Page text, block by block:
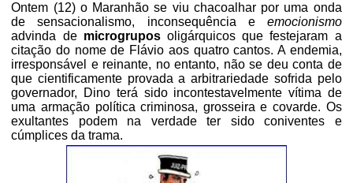
Ontem (12) o Maranhão se viu chacoalhar por uma onda
de sensacionalismo, inconsequência e emocionismo
advinda de microgruposoligárquicos que festejaram a
citação do nome de Flávio aos quatro cantos. A endemia,
irresponsável e reinante, no entanto, não se deu conta de
que cientificamente provada a arbitrariedade sofrida pelo
governador, Dino terá sido incontestavelmente vítima de
uma armação política criminosa, grosseira e covarde. Os
exultantes podem na verdade ter sido coniventes e
cúmplices da trama.